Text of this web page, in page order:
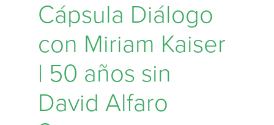
Cápsula Diálogo
con Miriam Kaiser
| 50 años sin
David Alfaro